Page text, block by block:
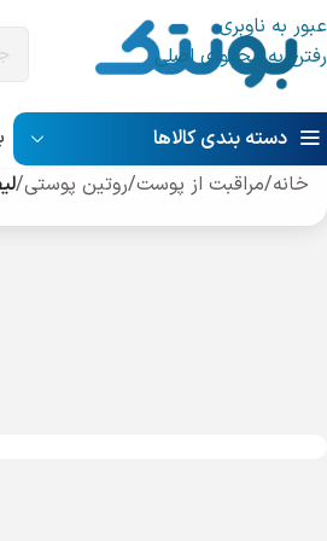
عبور به ناوبری
رفتن به محتوای اصلی
دسته بندی کالاها
خانه/مراقبت از پوست/روتین پوستی/